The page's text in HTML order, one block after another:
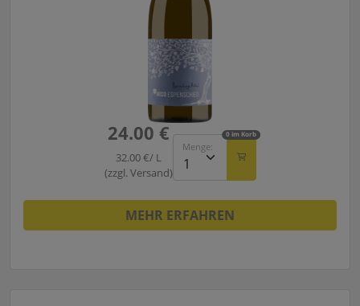
24.00 €
32.00 €/ L
(zzgl. Versand)
Menge:
0 im Korb
MEHR ERFAHREN